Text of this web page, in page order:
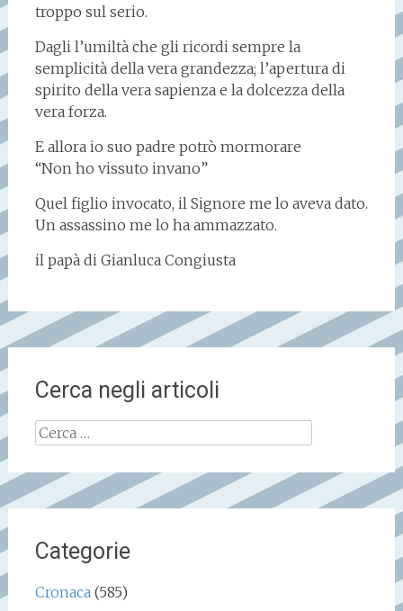
troppo sul serio.
Dagli l’umiltà che gli ricordi sempre la
semplicità della vera grandezza; l’apertura di
spirito della vera sapienza e la dolcezza della
vera forza.
E allora io suo padre potrò mormorare
“Non ho vissuto invano”
Quel figlio invocato, il Signore me lo aveva dato.
Un assassino me lo ha ammazzato.
il papà di Gianluca Congiusta
Cerca negli articoli
Ricerca
Categorie
Cronaca(585)